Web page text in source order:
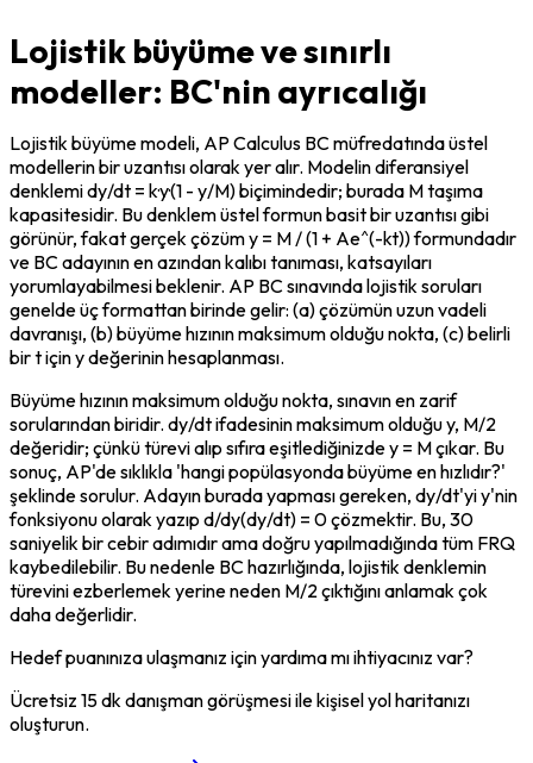
Lojistik büyüme ve sınırlı
modeller: BC'nin ayrıcalığı
Lojistik büyüme modeli, AP Calculus BC müfredatında üstel
modellerin bir uzantısı olarak yer alır. Modelin diferansiyel
denklemi dy/dt = k·y·(1 - y/M) biçimindedir; burada M taşıma
kapasitesidir. Bu denklem üstel formun basit bir uzantısı gibi
görünür, fakat gerçek çözüm y = M / (1 + Ae^(-kt)) formundadır
ve BC adayının en azından kalıbı tanıması, katsayıları
yorumlayabilmesi beklenir. AP BC sınavında lojistik soruları
genelde üç formattan birinde gelir: (a) çözümün uzun vadeli
davranışı, (b) büyüme hızının maksimum olduğu nokta, (c) belirli
bir t için y değerinin hesaplanması.
Büyüme hızının maksimum olduğu nokta, sınavın en zarif
sorularından biridir. dy/dt ifadesinin maksimum olduğu y, M/2
değeridir; çünkü türevi alıp sıfıra eşitlediğinizde y = M çıkar. Bu
sonuç, AP'de sıklıkla 'hangi popülasyonda büyüme en hızlıdır?'
şeklinde sorulur. Adayın burada yapması gereken, dy/dt'yi y'nin
fonksiyonu olarak yazıp d/dy(dy/dt) = 0 çözmektir. Bu, 30
saniyelik bir cebir adımıdır ama doğru yapılmadığında tüm FRQ
kaybedilebilir. Bu nedenle BC hazırlığında, lojistik denklemin
türevini ezberlemek yerine neden M/2 çıktığını anlamak çok
daha değerlidir.
Hedef puanınıza ulaşmanız için yardıma mı ihtiyacınız var?
Ücretsiz 15 dk danışman görüşmesi ile kişisel yol haritanızı
oluşturun.